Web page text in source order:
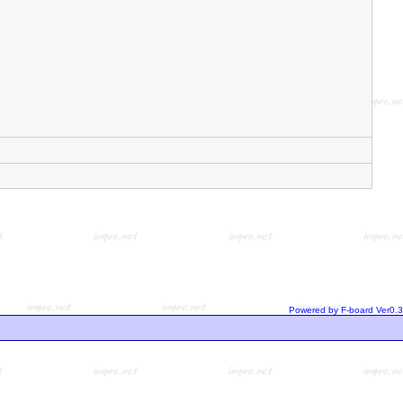
Powered by F-board Ver0.3